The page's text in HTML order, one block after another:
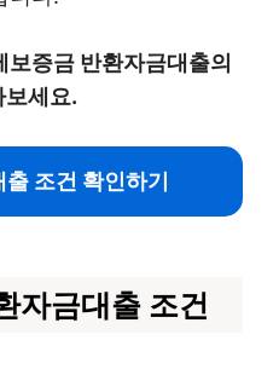
증금 반환자금대출의
보세요.
조건 확인하기
자금대출 조건